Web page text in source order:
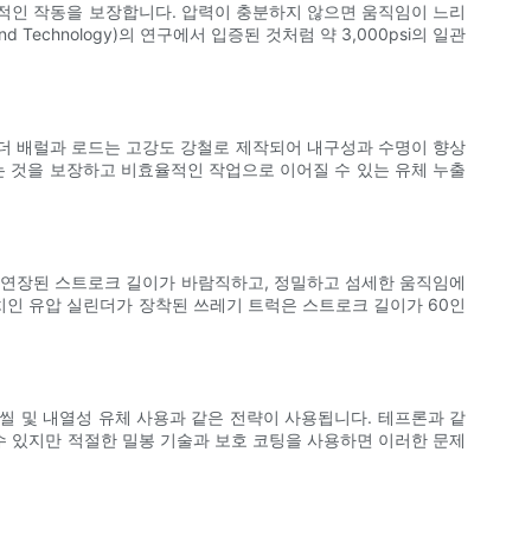
작동을 보장합니다. 압력이 충분하지 않으면 움직임이 느리
Technology)의 연구에서 입증된 것처럼 약 3,000psi의 일관
배럴과 로드는 고강도 강철로 제작되어 내구성과 수명이 향상
을 보장하고 비효율적인 작업으로 이어질 수 있는 유체 누출
장된 스트로크 길이가 바람직하고, 정밀하고 섬세한 움직임에
유압 실린더가 장착된 쓰레기 트럭은 스트로크 길이가 60인
및 내열성 유체 사용과 같은 전략이 사용됩니다. 테프론과 같
지만 적절한 밀봉 기술과 보호 코팅을 사용하면 이러한 문제